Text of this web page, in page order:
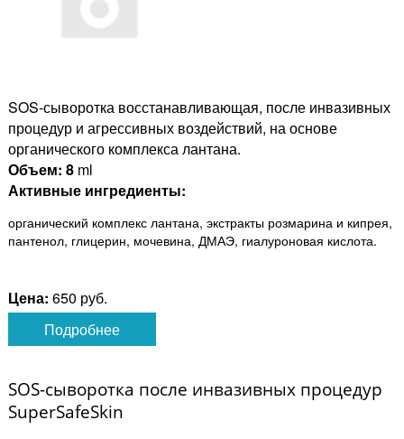
SOS-сыворотка восстанавливающая, после инвазивных
процедур и агрессивных воздействий, на основе
органического комплекса лантана.
Объем: 8 ml
Активные ингредиенты:
органический комплекс лантана, экстракты розмарина и кипрея,
пантенол, глицерин, мочевина, ДМАЭ, гиалуроновая кислота.
Цена: 650 руб.
Подробнее
SOS-сыворотка после инвазивных процедур
SuperSafeSkin